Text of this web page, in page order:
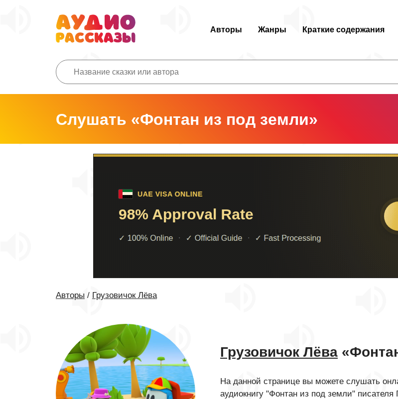
Авторы Жанры Краткие содержания
Слушать «Фонтан из под земли»
Авторы / Грузовичок Лёва
Грузовичок Лёва
На данной странице вы можете слушать
аудиокнигу "Фонтан из под земли" писателя